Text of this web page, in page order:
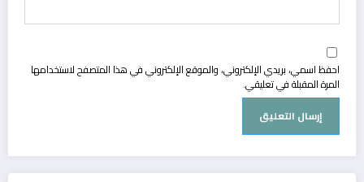
احفظ اسمي، بريدي الإلكتروني، والموقع الإلكتروني في هذا المتصفح لاستخدامها
المرة المقبلة في تعليقي.